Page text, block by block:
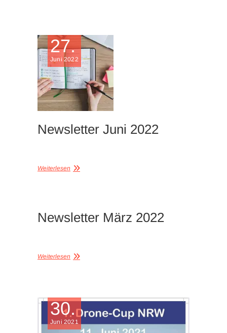
27.
Juni 2022
Newsletter Juni 2022
Weiterlesen
Newsletter März 2022
Weiterlesen
30.
Juni 2021